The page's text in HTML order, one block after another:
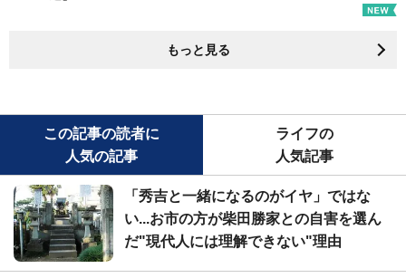
もっと見る
この記事の読者に
人気の記事
ライフの
人気記事
「秀吉と一緒になるのがイヤ」ではな
い...お市の方が柴田勝家との自害を選ん
だ"現代人には理解できない"理由